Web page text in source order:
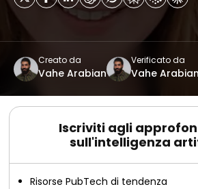
Creato da
Vahe Arabian
Verificato da
Vahe Arabian
Iscriviti agli
sull'intelligenza
Risorse PubTech di tendenza